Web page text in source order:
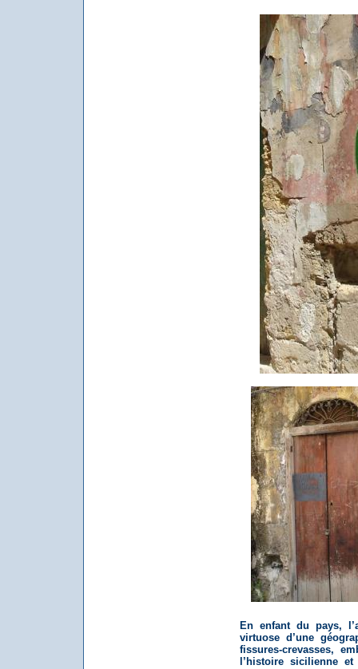
En enfant du pays,
virtuose d’une
fissures-crevasses,
l’histoire sicilienne